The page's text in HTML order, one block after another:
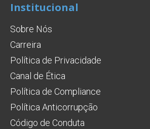
Institucional
Sobre Nós
Carreira
Política de Privacidade
Canal de Ética
Política de Compliance
Política Anticorrupção
Código de Conduta